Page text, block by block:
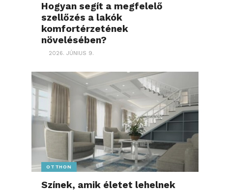
Hogyan segít a megfelelő
szellőzés a lakók
komfortérzetének
növelésében?
2026. JÚNIUS 9.
OTTHON
Színek, amik életet lehelnek